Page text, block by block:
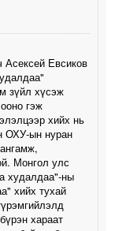
Евсиков
зүйл хүсэж
гэж
хийх нь
ОХУ-ын нуран
Монгол улс
худалдаа"-ны
хийх тухай
хараат